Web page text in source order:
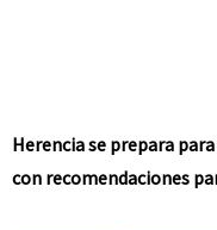
Herencia se prepara
con recomendaciones